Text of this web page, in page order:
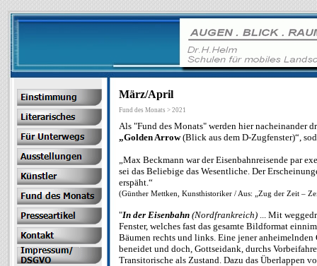
März/April
Fund des Monats > 2021
Als "Fund des Monats" werden hier nacheinander
„Golden Arrow(Blick aus dem D-Zugfenster)“,
„Max Beckmann war der Eisenbahnreisende par
sei das Beliebige das Wesentliche. Der
erspäht.“
(Günther Mettken, Kunsthistoriker / Aus: „Zug der Zeit –
"In der Eisenbahn (Nordfrankreich)... Mit
Fenster, welches fast das gesamte Bildformat
Bäumen rechts und links. Eine jener
beneidet und doch, Gottseidank, durchs
Transitorische als Zustand. Dazu das Überlappen